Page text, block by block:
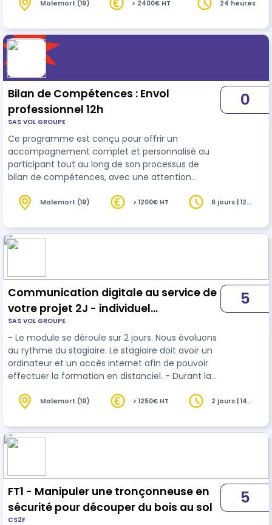
et à la mise en œuvre de son projet
Malemort (19) > 2400€ HT 24 heures
Bilan de Compétences : Envol
professionnel 12h
SAS VOL GROUPE
Ce programme est conçu pour offrir un
accompagnement complet et personnalisé au
participant tout au long de son processus de
bilan de compétences, avec une attention
et à la mise en œuvre de son projet
0
Malemort (19) > 1200€ HT
6 jours | 12
Communication digitale au service de
votre projet 2J - individuel
présentiel/distance
SAS VOL GROUPE
- Le module se déroule sur 2 jours. Nous évoluons
au rythme du stagiaire. Le stagiaire doit avoir un
ordinateur et un accès internet afin de pouvoir
effectuer la formation en distanciel. - Durant la
partagées. Nous ferons ensuite soit une étude de
communication du stagiaire en fonction de son
activité professionnelle. - Une documentation
5
Malemort (19) > 1250€ HT
2 jours | 14
FT1 - Manipuler une tronçonneuse en
sécurité pour découper du bois au sol
CS2F
5